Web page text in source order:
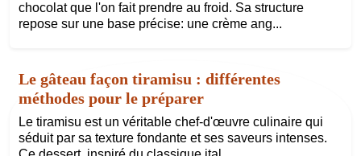
chocolat que l'on fait prendre au froid. Sa structure
repose sur une base précise: une crème ang...
Le gâteau façon tiramisu : différentes
méthodes pour le préparer
Le tiramisu est un véritable chef-d'œuvre culinaire qui
séduit par sa texture fondante et ses saveurs intenses.